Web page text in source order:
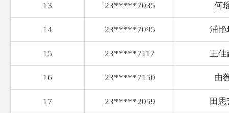
13 23*****7035 何
14 23*****7095 浦艳
15 23*****7117 王佳
16 23*****7150 由
17 23*****2059 田思